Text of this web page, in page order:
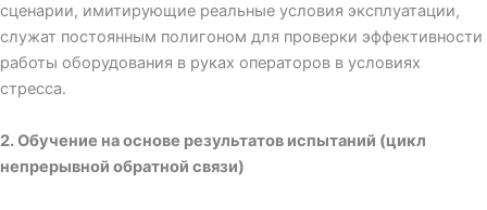
сценарии, имитирующие реальные условия эксплуатации,
служат постоянным полигоном для проверки эффективности
работы оборудования в руках операторов в условиях
стресса.
2. Обучение на основе результатов испытаний (цикл
непрерывной обратной связи)